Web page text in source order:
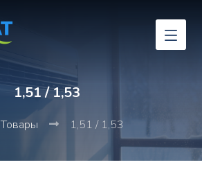
1,51 / 1,53
Товары 1,51 / 1,53